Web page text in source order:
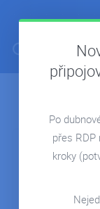
Po
přes
kroky